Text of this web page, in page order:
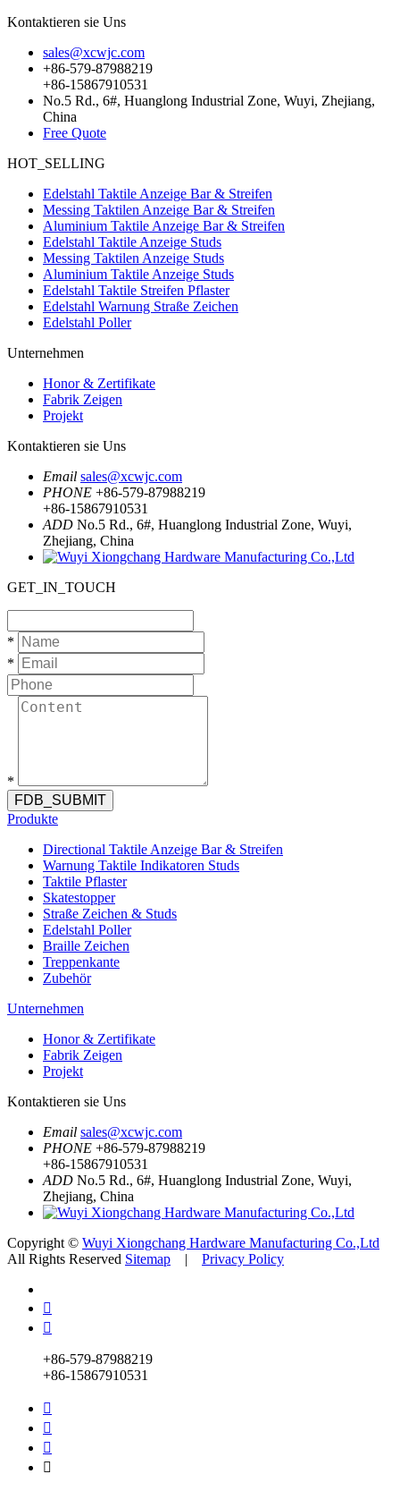
Kontaktieren sie Uns
sales@xcwjc.com
+86-579-87988219
+86-15867910531
No.5 Rd., 6#, Huanglong Industrial Zone, Wuyi, Zhejiang,
China
Free Quote
HOT_SELLING
Edelstahl Taktile Anzeige Bar & Streifen
Messing Taktilen Anzeige Bar & Streifen
Aluminium Taktile Anzeige Bar & Streifen
Edelstahl Taktile Anzeige Studs
Messing Taktilen Anzeige Studs
Aluminium Taktile Anzeige Studs
Edelstahl Taktile Streifen Pflaster
Edelstahl Warnung Straße Zeichen
Edelstahl Poller
Unternehmen
Honor & Zertifikate
Fabrik Zeigen
Projekt
Kontaktieren sie Uns
Email sales@xcwjc.com
PHONE +86-579-87988219
+86-15867910531
ADD No.5 Rd., 6#, Huanglong Industrial Zone, Wuyi,
Zhejiang, China
GET_IN_TOUCH
*
*
*
FDB_SUBMIT
Produkte
Directional Taktile Anzeige Bar & Streifen
Warnung Taktile Indikatoren Studs
Taktile Pflaster
Skatestopper
Straße Zeichen & Studs
Edelstahl Poller
Braille Zeichen
Treppenkante
Zubehör
Unternehmen
Honor & Zertifikate
Fabrik Zeigen
Projekt
Kontaktieren sie Uns
Email sales@xcwjc.com
PHONE +86-579-87988219
+86-15867910531
ADD No.5 Rd., 6#, Huanglong Industrial Zone, Wuyi,
Zhejiang, China
Copyright © Wuyi Xiongchang Hardware Manufacturing Co.,Ltd
All Rights Reserved Sitemap | Privacy Policy


+86-579-87988219
+86-15867910531



